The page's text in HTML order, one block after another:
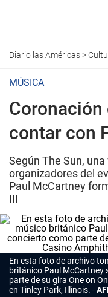
Diario las Américas>
MÚSICA
Coronación
contar con
Según The Sun,
organizadores del
Paul McCartney
III
En esta foto de archivo
británico Paul McCartney
parte de su gira One on
en Tinley Park, Illinois.